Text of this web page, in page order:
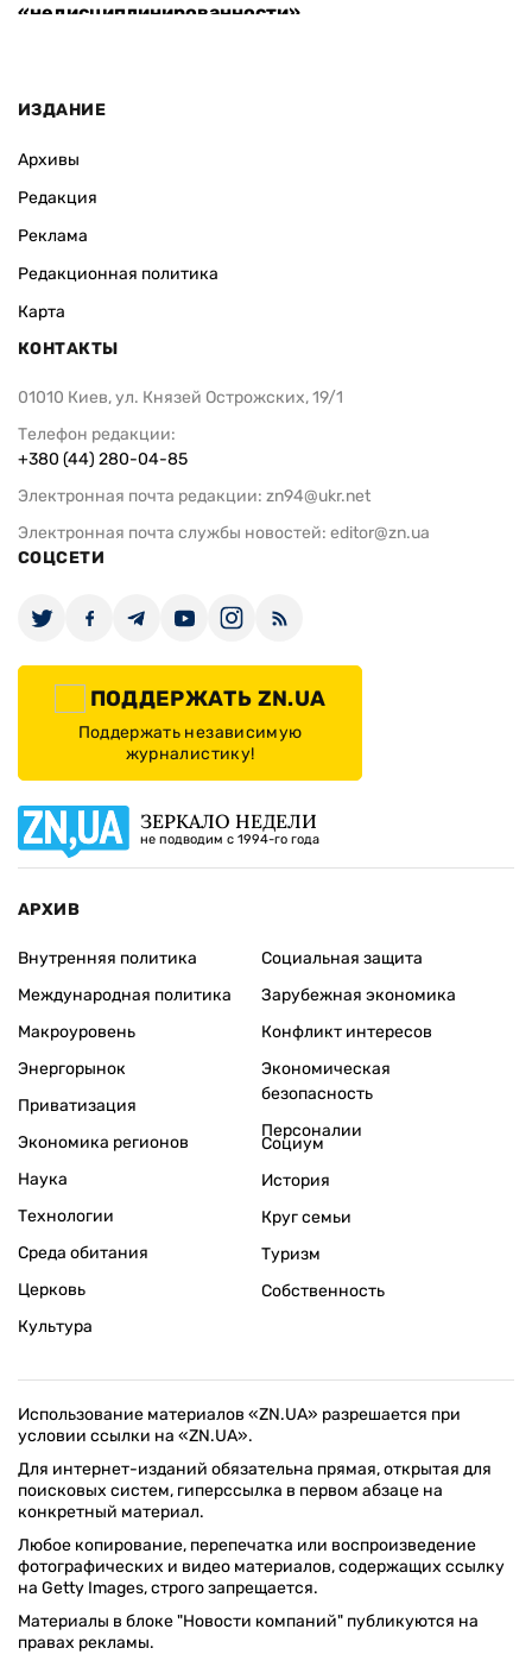
«недисциплинированности»
ИЗДАНИЕ
Архивы
Редакция
Реклама
Редакционная политика
Карта
КОНТАКТЫ
01010 Киев, ул. Князей Острожских, 19/1
Телефон редакции:
+380 (44) 280-04-85
Электронная почта редакции: zn94@ukr.net
Электронная почта службы новостей: editor@zn.ua
СОЦСЕТИ
ПОДДЕРЖАТЬ ZN.UA
Поддержать независимую
журналистику!
ЗЕРКАЛО НЕДЕЛИ
не подводим с 1994-го года
АРХИВ
Внутренняя политика
Международная политика
Макроуровень
Энергорынок
Приватизация
Экономика регионов
Социальная защита
Зарубежная экономика
Конфликт интересов
Экономическая
безопасность
Персоналии
Наука
Технологии
Среда обитания
Церковь
Культура
Социум
История
Круг семьи
Туризм
Собственность
Использование материалов «ZN.UA» разрешается при
условии ссылки на «ZN.UA».
Для интернет-изданий обязательна прямая, открытая для
поисковых систем, гиперссылка в первом абзаце на
конкретный материал.
Любое копирование, перепечатка или воспроизведение
фотографических и видео материалов, содержащих ссылку
на Getty Images, строго запрещается.
Материалы в блоке "Новости компаний" публикуются на
правах рекламы.